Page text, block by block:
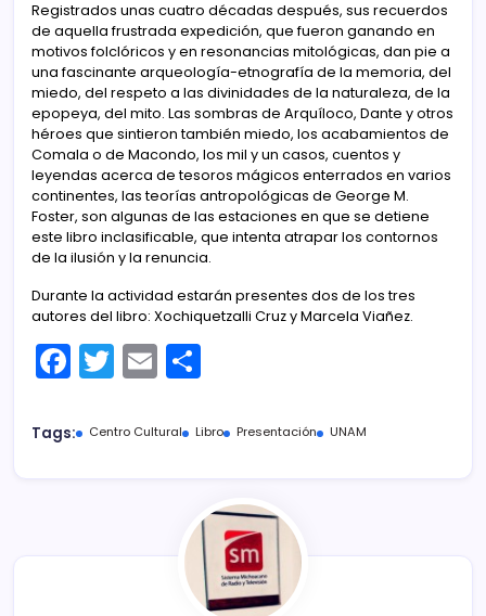
Registrados unas cuatro décadas después, sus recuerdos
de aquella frustrada expedición, que fueron ganando en
motivos folclóricos y en resonancias mitológicas, dan pie a
una fascinante arqueología-etnografía de la memoria, del
miedo, del respeto a las divinidades de la naturaleza, de la
epopeya, del mito. Las sombras de Arquíloco, Dante y otros
héroes que sintieron también miedo, los acabamientos de
Comala o de Macondo, los mil y un casos, cuentos y
leyendas acerca de tesoros mágicos enterrados en varios
continentes, las teorías antropológicas de George M.
Foster, son algunas de las estaciones en que se detiene
este libro inclasificable, que intenta atrapar los contornos
de la ilusión y la renuncia.
Durante la actividad estarán presentes dos de los tres
autores del libro: Xochiquetzalli Cruz y Marcela Viañez.
F
c
T
itt
E
ai m
ar
tir
Tags: Centro Cultural Libro Presentación UNAM